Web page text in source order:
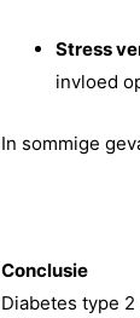
Stress
invloed
In sommige
Conclusie
Diabetes type